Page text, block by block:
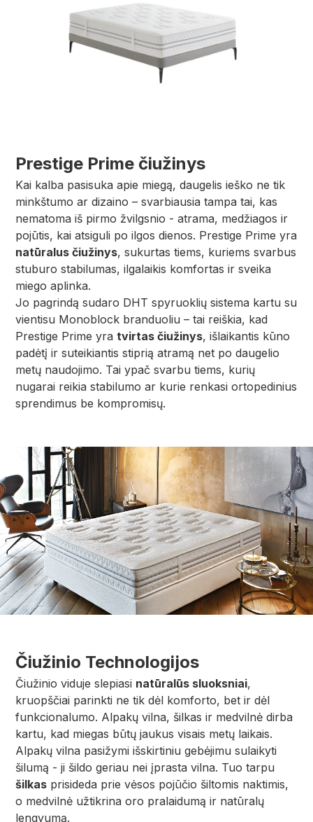
Prestige Prime čiužinys
Kai kalba pasisuka apie miegą, daugelis ieško ne tik
minkštumo ar dizaino – svarbiausia tampa tai, kas
nematoma iš pirmo žvilgsnio - atrama, medžiagos ir
pojūtis, kai atsiguli po ilgos dienos. Prestige Prime yra
natūralus čiužinys, sukurtas tiems, kuriems svarbus
stuburo stabilumas, ilgalaikis komfortas ir sveika
miego aplinka.
Jo pagrindą sudaro DHT spyruoklių sistema kartu su
vientisu Monoblock branduoliu – tai reiškia, kad
Prestige Prime yratvirtas čiužinys, išlaikantis kūno
padėtį ir suteikiantis stiprią atramą net po daugelio
metų naudojimo. Tai ypač svarbu tiems, kurių
nugarai reikia stabilumo ar kurie renkasi ortopedinius
sprendimus be kompromisų.
Čiužinio Technologijos
Čiužinio viduje slepiasi natūralūs sluoksniai,
kruopščiai parinkti ne tik dėl komforto, bet ir dėl
funkcionalumo. Alpakų vilna, šilkas ir medvilnė dirba
kartu, kad miegas būtų jaukus visais metų laikais.
Alpakų vilna pasižymi išskirtiniu gebėjimu sulaikyti
šilumą - ji šildo geriau nei įprasta vilna. Tuo tarpu
šilkas prisideda prie vėsos pojūčio šiltomis naktimis,
o medvilnė užtikrina oro pralaidumą ir natūralų
lengvumą.